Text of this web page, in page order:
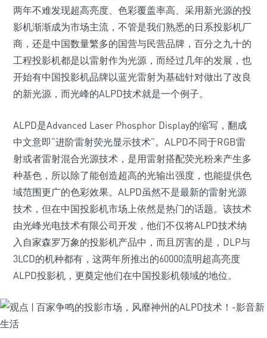
两年不难发现超高亮度、色彩覆盖率高、采用新光源的投
影机渐渐成为市场主流，不管是我们熟悉的日系投影机厂
商，还是中国数量繁多的国营与民营品牌，百分之九十的
工程投影机都是以雷射作为光源，而经过几年的发展，也
开始有中国投影机品牌以蓝光雷射为基础针对做出了改良
的新光源，而光峰的ALPD技术就是一个例子。
ALPD是Advanced Laser Phosphor Display的缩写，翻成
中文意即“进阶雷射荧光显示技术”。ALPD不同于RGB雷
射或者雷射混合光源技术，是用雷射搭配荧光粉来产生多
种基色，所以除了能创造超高的光输出强度，也能提供色
域范围更广的色彩效果。ALPD虽然不是最新的雷射光源
技术，但在中国投影机市场上依然是热门的话题。该技术
由光峰光电技术有限公司开发，他们不仅将ALPD技术纳
入自家森罗万象的投影机产品中，而且厉害的是，DLP与
3LCD的机种都有，这两年所推出的60000流明超高亮度
ALPD投影机，更奠定他们在中国投影机领域的地位。